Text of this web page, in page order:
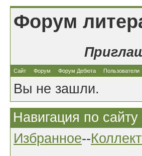
Форум
Сайт Форум Форум Дебюта Пользователи
Вы не зашли.
Навигация по сайту
Избранное--